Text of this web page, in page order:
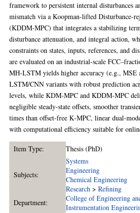
framework to persistent internal disturbances
mismatch via a Koopman‑lifted
(KDDM‑MPC) that integrates a stabilizing
disturbance attenuation, and integral action,
constraints on states, inputs, references, and
are evaluated on an industrial‑scale
MH‑LSTM yields higher accuracy (e.g., MSE
LSTM/CNN variants with robust prediction
levels, while KDM‑MPC and KDDM‑MPC
negligible steady‑state offsets, smoother
times than offset‑free K‑MPC, linear
with computational efficiency suitable for
Item Type: Thesis (PhD)
Subjects:
Systems
Engineering
Chemical Engineering
Research >Refining
Department:
College of Engineering
Instrumentation